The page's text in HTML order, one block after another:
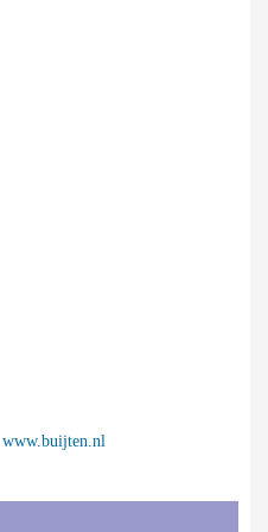
www.buijten.nl